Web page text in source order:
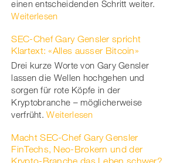
einen entscheidenden Schritt weiter.
Weiterlesen
SEC-Chef Gary Gensler spricht
Klartext: «Alles ausser Bitcoin»
Drei kurze Worte von Gary Gensler
lassen die Wellen hochgehen und
sorgen für rote Köpfe in der
Kryptobranche – möglicherweise
verfrüht. Weiterlesen
Macht SEC-Chef Gary Gensler
FinTechs, Neo-Brokern und der
Krypto-Branche das Leben schwer?